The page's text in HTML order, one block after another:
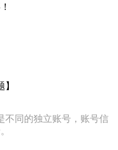
】
不同的独立账号，账号信